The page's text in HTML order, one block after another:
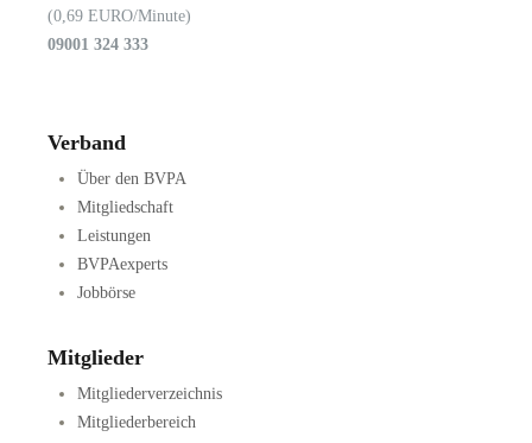
(0,69 EURO/Minute)
09001 324 333
Verband
Über den BVPA
Mitgliedschaft
Leistungen
BVPAexperts
Jobbörse
Mitglieder
Mitgliederverzeichnis
Mitgliederbereich